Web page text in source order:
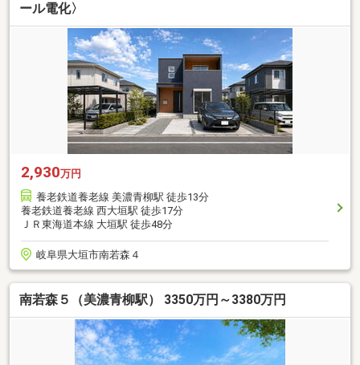
ール電化〉
2,930万円
養老鉄道養老線 美濃青柳駅 徒歩13分
養老鉄道養老線 西大垣駅 徒歩17分
ＪＲ東海道本線 大垣駅 徒歩48分
岐阜県大垣市南若森４
南若森５（美濃青柳駅） 3350万円～3380万円